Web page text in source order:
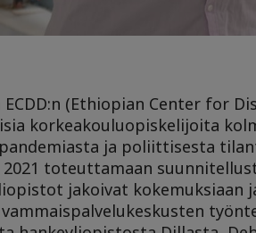
ECDD:n (Ethiopian Center for
korkeakouluopiskelijoita
ja poliittisesta
2021 toteuttamaan
jakoivat kokemuksiaan